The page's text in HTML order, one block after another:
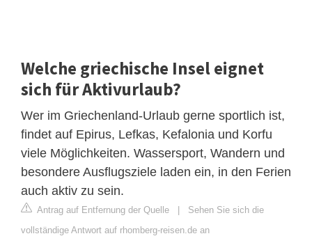
Welche griechische Insel eignet
sich für Aktivurlaub?
Wer im Griechenland-Urlaub gerne sportlich ist,
findet auf Epirus, Lefkas, Kefalonia und Korfu
viele Möglichkeiten. Wassersport, Wandern und
besondere Ausflugsziele laden ein, in den Ferien
auch aktiv zu sein.
Antrag auf Entfernung der Quelle | Sehen Sie sich die
vollständige Antwort auf rhomberg-reisen.de an